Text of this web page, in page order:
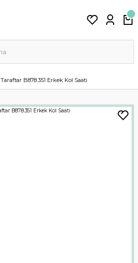
Taraftar B878.351 Erkek Kol Saati